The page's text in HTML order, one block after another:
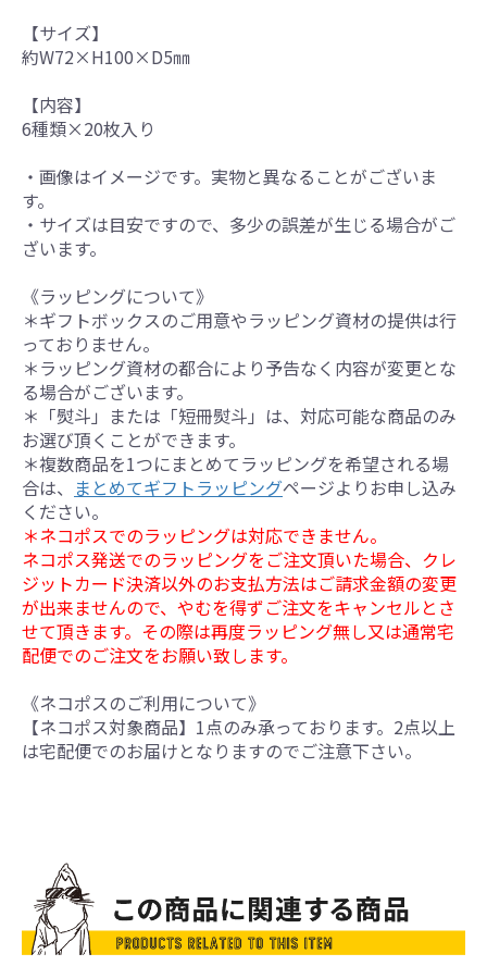
【サイズ】
約W72×H100×D5㎜
【内容】
6種類×20枚入り
・画像はイメージです。実物と異なることがございま
す。
・サイズは目安ですので、多少の誤差が生じる場合がご
ざいます。
《ラッピングについて》
＊ギフトボックスのご用意やラッピング資材の提供は行
っておりません。
＊ラッピング資材の都合により予告なく内容が変更とな
る場合がございます。
＊「熨斗」または「短冊熨斗」は、対応可能な商品のみ
お選び頂くことができます。
＊複数商品を1つにまとめてラッピングを希望される場
合は、 まとめてギフトラッピングページよりお申し込み
ください。
＊ネコポスでのラッピングは対応できません。
ネコポス発送でのラッピングをご注文頂いた場合、クレ
ジットカード決済以外のお支払方法はご請求金額の変更
が出来ませんので、やむを得ずご注文をキャンセルとさ
せて頂きます。その際は再度ラッピング無し又は通常宅
配便でのご注文をお願い致します。
《ネコポスのご利用について》
【ネコポス対象商品】1点のみ承っております。2点以上
は宅配便でのお届けとなりますのでご注意下さい。